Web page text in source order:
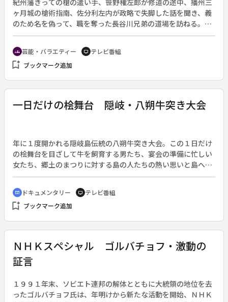
紀州藩きっての槍の遣い手、笹野権左郎が修道の途中、播州三
ヶ月城の槍術指南、佐分利左内が政略で失脚した話を聞き、義
のため名を偽って、職を奪った長谷川兄弟の道場を訪ねる。主
人が辱められた権左は仇とばかり長谷川兄弟をうちのめす。佐
分利は再び槍術指南に返り咲くが、道場を破られた長谷川新六
郎はこれを遺恨とし、権左郎に闇討ちをかけることになる。笹
野名槍伝の一節である。
groups 芸能・バラエティー tv テレビ番組
bookmark_add ブックマーク追加
一日だけの桧舞台 隠岐・八朔牛突き大会
年に１度開かれる隠岐島伝統の八朔牛突き大会。この１日だけ
の桧舞台を目ざして牛を飼育する男たち、宴会の準備に忙しい
女たち、郷土のまつりに対する島の人たちの熱い思いと島への
愛着を描く。大会に向けての島の盛り上がりと迫力満点の牛突
きの映像が、臨場感を盛り上げ、熱気と興奮を伝える。
cinematic_blur ドキュメンタリー tv テレビ番組
bookmark_add ブックマーク追加
ＮＨＫスペシャル ゴルバチョフ・激動の
証言
１９９１年末、ソビエト連邦の解体とともに大統領の地位を去
ったゴルバチョフ氏は、年明けから新たな活動を開始、ＮＨＫ